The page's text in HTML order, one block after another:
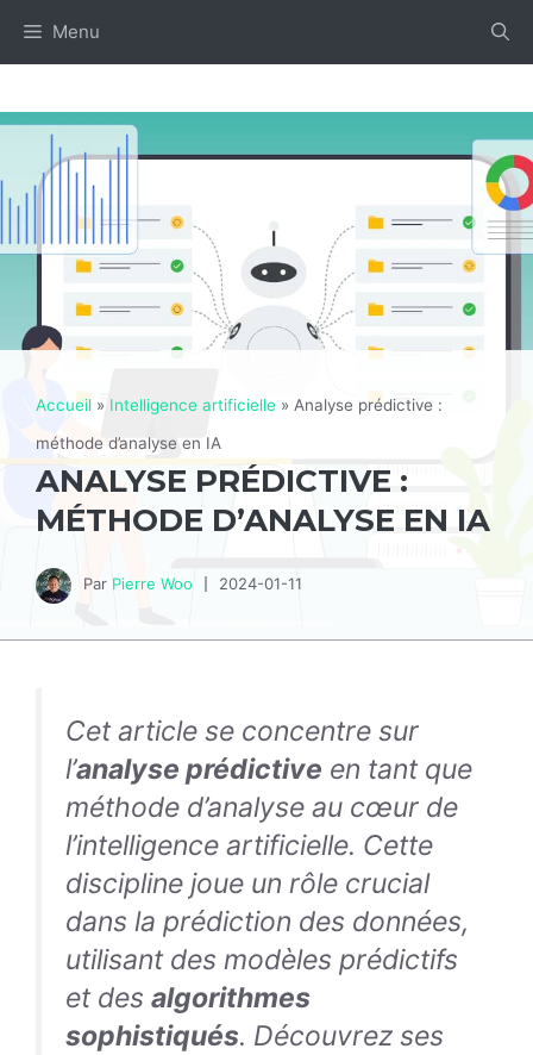
Aller Menu
Accueil » Intelligence artificielle » Analyse prédictive :
méthode d’analyse en IA
ANALYSE PRÉDICTIVE :
MÉTHODE D’ANALYSE EN IA
Par Pierre Woo 2024-01-11
Cet article se concentre sur
l’analyse prédictive en tant que
méthode d’analyse au cœur de
l’intelligence artificielle. Cette
discipline joue un rôle crucial
dans la prédiction des données,
utilisant des modèles prédictifs
et des algorithmes
sophistiqués. Découvrez ses